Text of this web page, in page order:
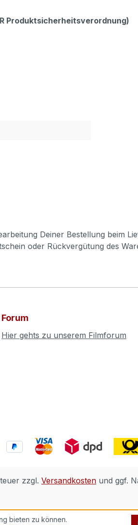
Produktsicherheitsverordnung)
Deiner Bestellung beim
oder Rückvergütung des
Forum
Hier gehts zu unserem Filmforum
zzgl. Versandkosten und ggf.
bieten zu können.